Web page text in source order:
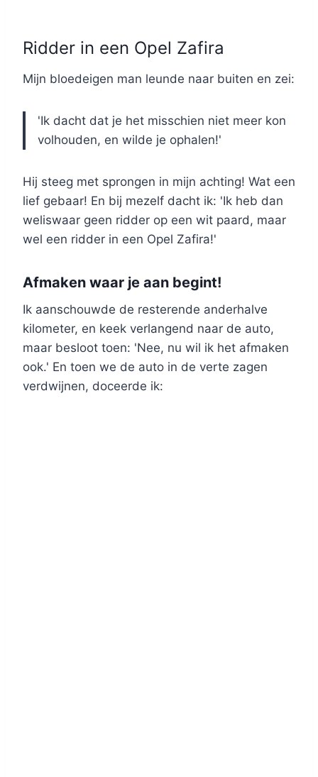
Ridder in een Opel Zafira
Mijn bloedeigen man leunde naar buiten en zei:
'Ik dacht dat je het misschien niet meer kon
volhouden, en wilde je ophalen!'
Hij steeg met sprongen in mijn achting! Wat een
lief gebaar! En bij mezelf dacht ik: 'Ik heb dan
weliswaar geen ridder op een wit paard, maar
wel een ridder in een Opel Zafira!'
Afmaken waar je aan begint!
Ik aanschouwde de resterende anderhalve
kilometer, en keek verlangend naar de auto,
maar besloot toen: 'Nee, nu wil ik het afmaken
ook.' En toen we de auto in de verte zagen
verdwijnen, doceerde ik: